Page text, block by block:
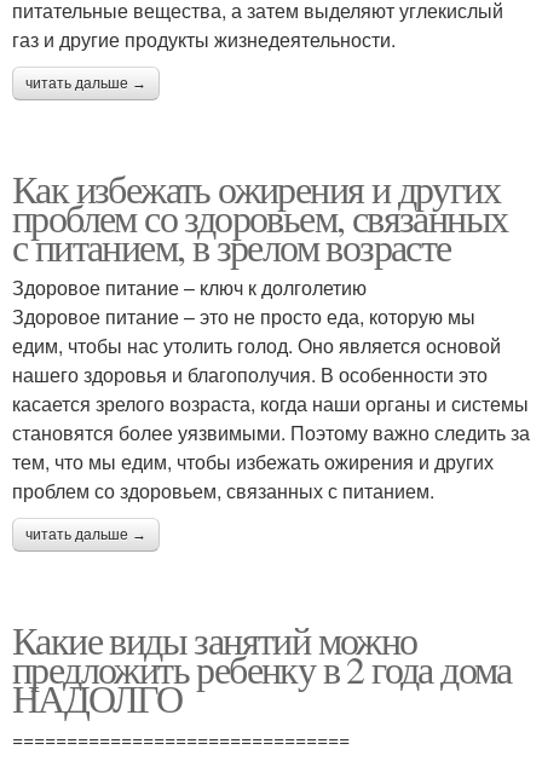
питательные вещества, а затем выделяют углекислый
газ и другие продукты жизнедеятельности.
читать дальше →
Как избежать ожирения и других
проблем со здоровьем, связанных
с питанием, в зрелом возрасте
Здоровое питание – ключ к долголетию
Здоровое питание – это не просто еда, которую мы
едим, чтобы нас утолить голод. Оно является основой
нашего здоровья и благополучия. В особенности это
касается зрелого возраста, когда наши органы и системы
становятся более уязвимыми. Поэтому важно следить за
тем, что мы едим, чтобы избежать ожирения и других
проблем со здоровьем, связанных с питанием.
читать дальше →
Какие виды занятий можно
предложить ребенку в 2 года дома
НАДОЛГО
===============================